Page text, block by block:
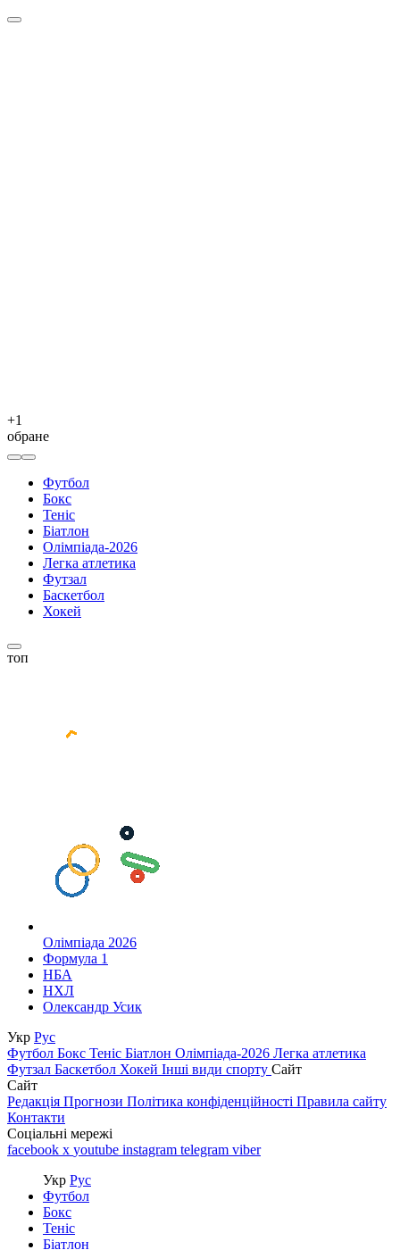
+1
обране
Футбол
Бокс
Теніс
Біатлон
Олімпіада-2026
Легка атлетика
Футзал
Баскетбол
Хокей
топ
Олімпіада 2026
Формула 1
НБА
НХЛ
Олександр Усик
Укр Рус
Футбол Бокс Теніс Біатлон Олімпіада-2026 Легка атлетика
Футзал Баскетбол Хокей Інші види спорту Сайт
Сайт
Редакція Прогнози Політика конфіденційності Правила сайту
Контакти
Соціальні мережі
facebook x youtube instagram telegram viber
Укр Рус
Футбол
Бокс
Теніс
Біатлон